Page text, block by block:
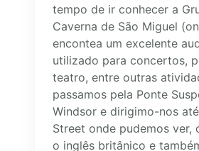
tempo de ir conhecer a
Caverna de São Miguel
encontea um excelente
utilizado para concertos,
teatro, entre outras
passamos pela Ponte
Windsor e dirigimo-nos
Street onde pudemos ver,
o inglês britânico e